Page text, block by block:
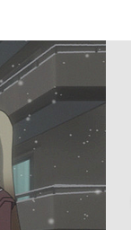
団子のお年頃
口が辛いのです